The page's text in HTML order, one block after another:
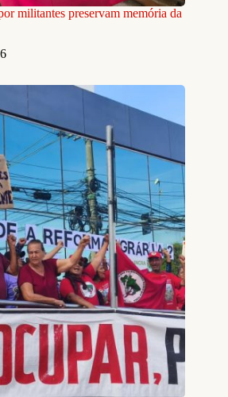
militantes preservam memória da